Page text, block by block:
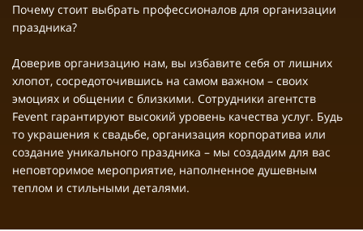
Почему стоит выбрать профессионалов для организации
праздника?
Доверив организацию нам, вы избавите себя от лишних
хлопот, сосредоточившись на самом важном – своих
эмоциях и общении с близкими. Сотрудники агентств
Fevent гарантируют высокий уровень качества услуг. Будь
то украшения к свадьбе, организация корпоратива или
создание уникального праздника – мы создадим для вас
неповторимое мероприятие, наполненное душевным
теплом и стильными деталями.